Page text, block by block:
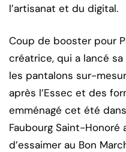
l’artisanat et du digital.
Coup de booster pour
créatrice, qui a lancé
les pantalons sur-
après l’Essec et des
emménagé cet été
Faubourg Saint-Honoré
d’essaimer au Bon